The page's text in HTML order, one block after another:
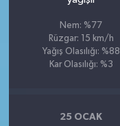
Nem: %77
Rüzgar: 15 km/h
Yağış Olasılığı: %88
Kar Olasılığı: %3
25 OCAK